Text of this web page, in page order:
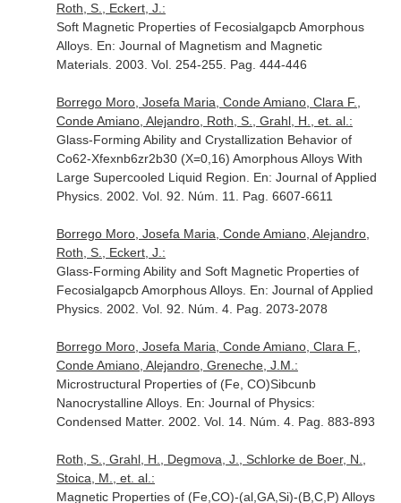
Roth, S., Eckert, J.:
Soft Magnetic Properties of Fecosialgapcb Amorphous
Alloys. En: Journal of Magnetism and Magnetic
Materials. 2003. Vol. 254-255. Pag. 444-446
Borrego Moro, Josefa Maria, Conde Amiano, Clara F.,
Conde Amiano, Alejandro, Roth, S., Grahl, H., et. al.:
Glass-Forming Ability and Crystallization Behavior of
Co62-Xfexnb6zr2b30 (X=0,16) Amorphous Alloys With
Large Supercooled Liquid Region. En: Journal of Applied
Physics. 2002. Vol. 92. Núm. 11. Pag. 6607-6611
Borrego Moro, Josefa Maria, Conde Amiano, Alejandro,
Roth, S., Eckert, J.:
Glass-Forming Ability and Soft Magnetic Properties of
Fecosialgapcb Amorphous Alloys. En: Journal of Applied
Physics. 2002. Vol. 92. Núm. 4. Pag. 2073-2078
Borrego Moro, Josefa Maria, Conde Amiano, Clara F.,
Conde Amiano, Alejandro, Greneche, J.M.:
Microstructural Properties of (Fe, CO)Sibcunb
Nanocrystalline Alloys. En: Journal of Physics:
Condensed Matter. 2002. Vol. 14. Núm. 4. Pag. 883-893
Roth, S., Grahl, H., Degmova, J., Schlorke de Boer, N.,
Stoica, M., et. al.:
Magnetic Properties of (Fe,CO)-(al,GA,Si)-(B,C,P) Alloys